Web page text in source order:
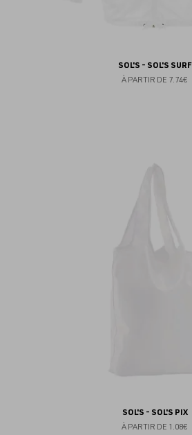
SOL'S - SOL'S SURF
À PARTIR DE 7.74€
SOL'S - SOL'S PIX
À PARTIR DE 1.08€